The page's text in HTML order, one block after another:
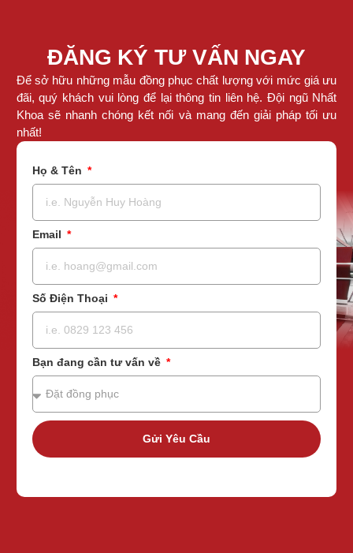
ĐĂNG KÝ TƯ VẤN NGAY
Để sở hữu những mẫu đồng phục chất lượng với mức giá ưu
đãi, quý khách vui lòng để lại thông tin liên hệ. Đội ngũ Nhất
Khoa sẽ nhanh chóng kết nối và mang đến giải pháp tối ưu
nhất!
Họ & Tên
Email
Số Điện Thoại
Bạn đang cần tư vấn về
Gửi Yêu Cầu